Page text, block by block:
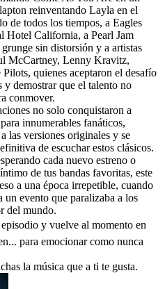
reinventando Layla en el
de todos los tiempos, a Eagles
Hotel California, a Pearl Jam
sin distorsión y a artistas
McCartney, Lenny Kravitz,
quienes aceptaron el desafío
y demostrar que el talento no
conmover.
no solo conquistaron a
innumerables fanáticos,
las versiones originales y se
de escuchar estos clásicos.
cada nuevo estreno o
de tus bandas favoritas, este
a una época irrepetible, cuando
evento que paralizaba a los
del mundo.
y vuelve al momento en
para emocionar como nunca
la música que a ti te gusta.